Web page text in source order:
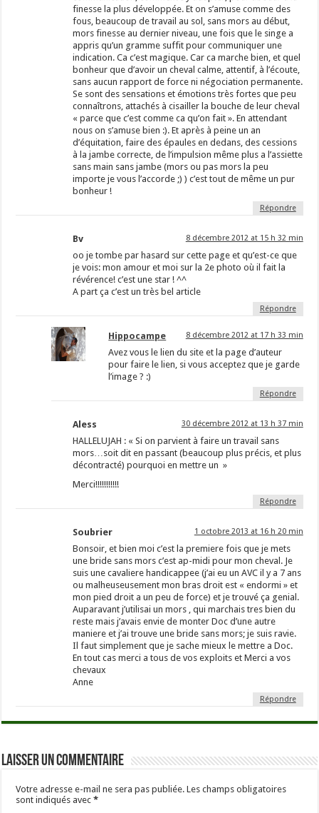
finesse la plus développée. Et on s’amuse comme des
fous, beaucoup de travail au sol, sans mors au début,
mors finesse au dernier niveau, une fois que le singe a
appris qu’un gramme suffit pour communiquer une
indication. Ca c’est magique. Car ca marche bien, et quel
bonheur que d’avoir un cheval calme, attentif, à l’écoute,
sans aucun rapport de force ni négociation permanente.
Se sont des sensations et émotions très fortes que peu
connaîtrons, attachés à cisailler la bouche de leur cheval
« parce que c’est comme ca qu’on fait ». En attendant
nous on s’amuse bien :). Et après à peine un an
d’équitation, faire des épaules en dedans, des cessions
à la jambe correcte, de l’impulsion même plus a l’assiette
sans main sans jambe (mors ou pas mors la peu
importe je vous l’accorde ;) ) c’est tout de même un pur
bonheur !
Répondre
Bv 8 décembre 2012 at 15 h 32 min
oo je tombe par hasard sur cette page et qu’est-ce que
je vois: mon amour et moi sur la 2e photo où il fait la
révérence! c’est une star ! ^^
A part ça c’est un très bel article
Répondre
Hippocampe 8 décembre 2012 at 17 h 33 min
Avez vous le lien du site et la page d’auteur
pour faire le lien, si vous acceptez que je garde
l’image ? :)
Répondre
Aless 30 décembre 2012 at 13 h 37 min
HALLELUJAH : « Si on parvient à faire un travail sans
mors…soit dit en passant (beaucoup plus précis, et plus
décontracté) pourquoi en mettre un »
Merci!!!!!!!!!!!
Répondre
Soubrier 1 octobre 2013 at 16 h 20 min
Bonsoir, et bien moi c’est la premiere fois que je mets
une bride sans mors c’est ap-midi pour mon cheval. Je
suis une cavaliere handicappee (j’ai eu un AVC il y a 7 ans
ou malheuseusement mon bras droit est « endormi » et
mon pied droit a un peu de force) et je trouvé ça genial.
Auparavant j’utilisai un mors , qui marchais tres bien du
reste mais j’avais envie de monter Doc d’une autre
maniere et j’ai trouve une bride sans mors; je suis ravie.
Il faut simplement que je sache mieux le mettre a Doc.
En tout cas merci a tous de vos exploits et Merci a vos
chevaux
Anne
Répondre
Laisser un commentaire
Votre adresse e-mail ne sera pas publiée. Les champs obligatoires
sont indiqués avec*